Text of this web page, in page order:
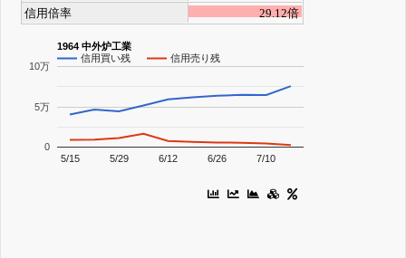
信用倍率
29.12倍
1964 中外炉工業
信用買い残
信用売り残
5/15 5/29 6/12 6/26 7/10
0
5万
10万